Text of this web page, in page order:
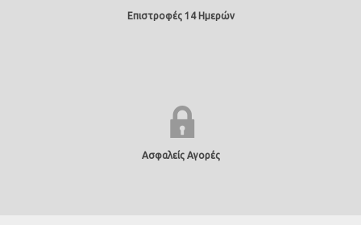
Επιστροφές 14 Ημερών
Ασφαλείς Αγορές